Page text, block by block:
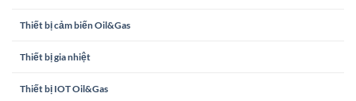
Thiết bị cảm biến Oil&Gas
Thiết bị gia nhiệt
Thiết bị IOT Oil&Gas